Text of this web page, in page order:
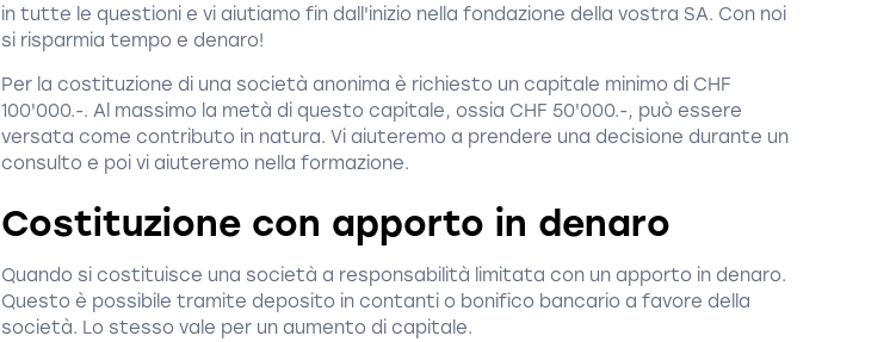
in tutte le questioni e vi aiutiamo fin dall'inizio nella fondazione della vostra SA. Con noi
si risparmia tempo e denaro!
Per la costituzione di una società anonima è richiesto un capitale minimo di CHF
100'000.-. Al massimo la metà di questo capitale, ossia CHF 50'000.-, può essere
versata come contributo in natura. Vi aiuteremo a prendere una decisione durante un
consulto e poi vi aiuteremo nella formazione.
Costituzione con apporto in denaro
Quando si costituisce una società a responsabilità limitata con un apporto in denaro.
Questo è possibile tramite deposito in contanti o bonifico bancario a favore della
società. Lo stesso vale per un aumento di capitale.